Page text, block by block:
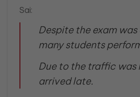
Sai:
Despite the exam
many students
Due to the traffic was
arrived late.